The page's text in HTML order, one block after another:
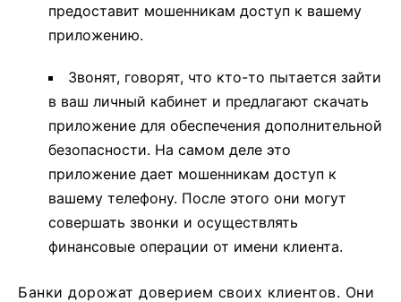
предоставит мошенникам доступ к вашему
приложению.
Звонят, говорят, что кто-то пытается зайти
в ваш личный кабинет и предлагают скачать
приложение для обеспечения дополнительной
безопасности. На самом деле это
приложение дает мошенникам доступ к
вашему телефону. После этого они могут
совершать звонки и осуществлять
финансовые операции от имени клиента.
Банки дорожат доверием своих клиентов. Они